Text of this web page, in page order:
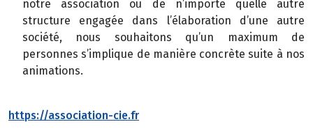
notre association ou de n’importe quelle autre
structure engagée dans l’élaboration d’une autre
société, nous souhaitons qu’un maximum de
personnes s’implique de manière concrète suite à nos
animations.
https://association-cie.fr